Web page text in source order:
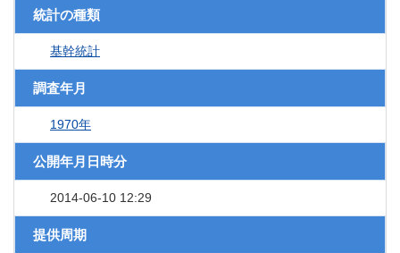
統計の種類
基幹統計
調査年月
1970年
公開年月日時分
2014-06-10 12:29
提供周期